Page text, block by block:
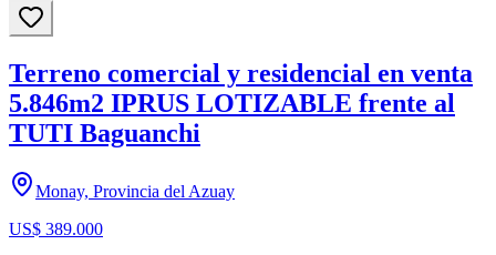
Terreno comercial y residencial en venta
5.846m2 IPRUS LOTIZABLE frente al
TUTI Baguanchi
Monay, Provincia del Azuay
US$ 389.000